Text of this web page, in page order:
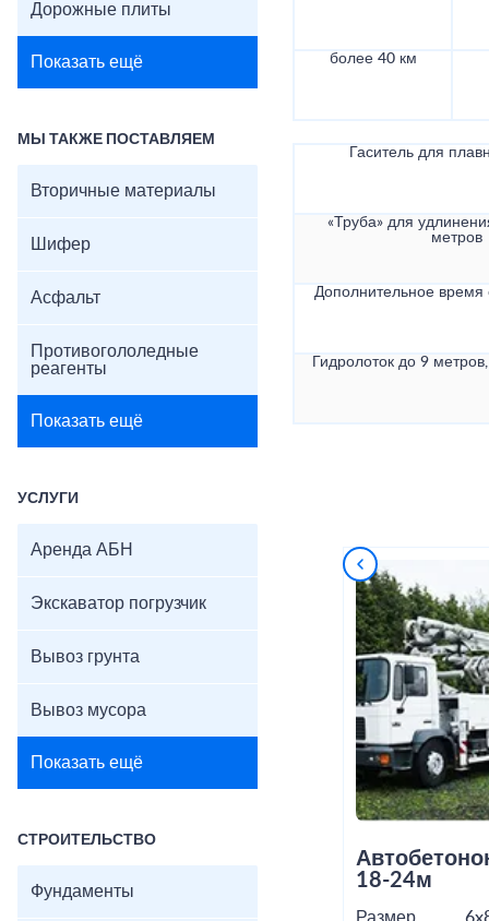
Дорожные плиты
Показать ещё
МЫ ТАКЖЕ ПОСТАВЛЯЕМ
Вторичные материалы
Шифер
Асфальт
Противогололедные
реагенты
Показать ещё
УСЛУГИ
Аренда АБН
Экскаватор погрузчик
Вывоз грунта
Вывоз мусора
Показать ещё
СТРОИТЕЛЬСТВО
Фундаменты
более 40 км
Гаситель для
«Труба» для
метров
Дополнительное
Гидролоток до 9
18-24м